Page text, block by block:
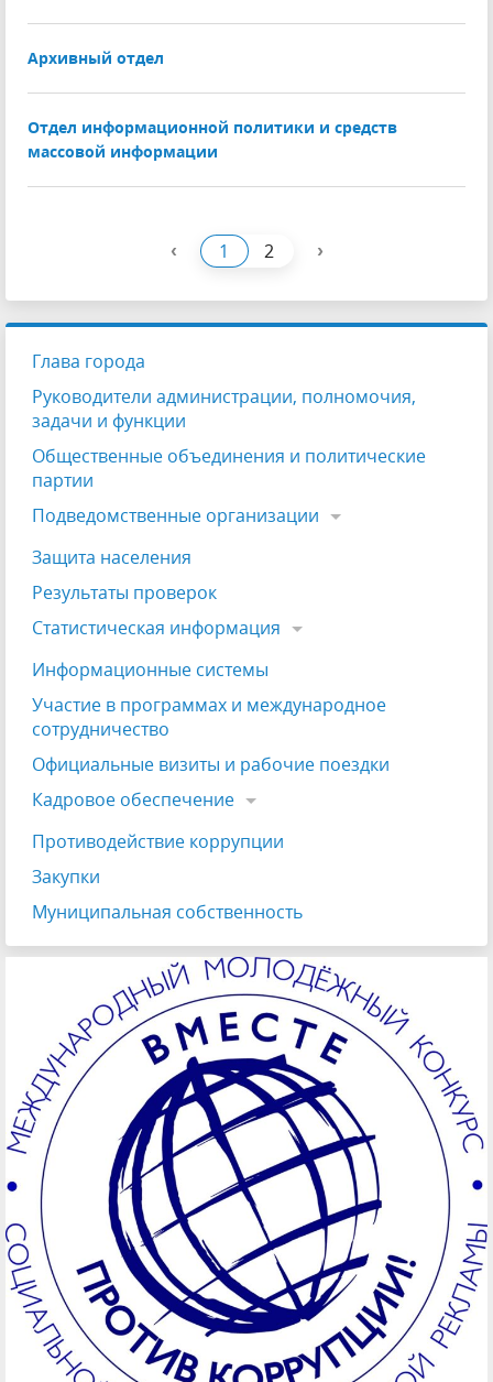
Архивный отдел
Отдел информационной политики и средств
массовой информации
‹ 1 2 ›
Глава города
Руководители администрации, полномочия,
задачи и функции
Общественные объединения и политические
партии
Подведомственные организации
Защита населения
Результаты проверок
Статистическая информация
Информационные системы
Участие в программах и международное
сотрудничество
Официальные визиты и рабочие поездки
Кадровое обеспечение
Противодействие коррупции
Закупки
Муниципальная собственность